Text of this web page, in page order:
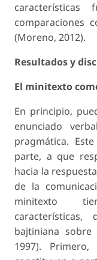
comparaciones
(Moreno, 2012).
Resultados y
El minitexto
En principio,
enunciado
pragmática.
parte, a que
hacia la
de la
minitexto
bajtiniana sobre
1997).